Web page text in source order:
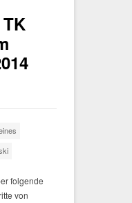
folgende
von